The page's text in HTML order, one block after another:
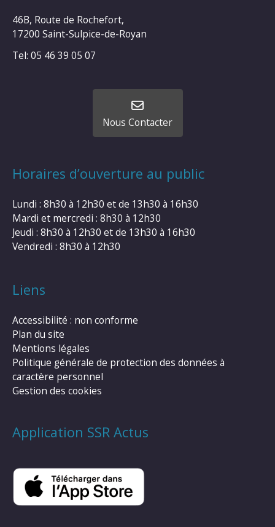
46B, Route de Rochefort,
17200 Saint-Sulpice-de-Royan
Tel: 05 46 39 05 07
Nous Contacter
Horaires d’ouverture au public
Lundi : 8h30 à 12h30 et de 13h30 à 16h30
Mardi et mercredi : 8h30 à 12h30
Jeudi : 8h30 à 12h30 et de 13h30 à 16h30
Vendredi : 8h30 à 12h30
Liens
Accessibilité : non conforme
Plan du site
Mentions légales
Politique générale de protection des données à
caractère personnel
Gestion des cookies
Application SSR Actus